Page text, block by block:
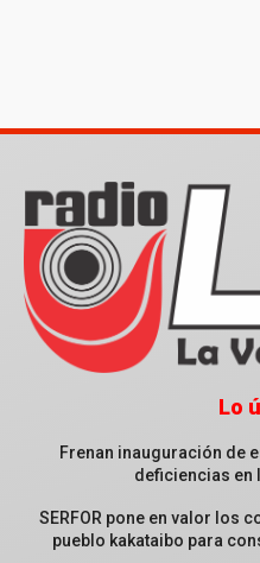
Lo
Frenan inauguración de
deficiencias en
SERFOR pone en valor los
pueblo kakataibo para